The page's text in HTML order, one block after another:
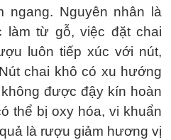
ngang. Nguyên nhân là
làm từ gỗ, việc đặt chai
luôn tiếp xúc với nút,
chai khô có xu hướng
được đậy kín hoàn
thể bị oxy hóa, vi khuẩn
là rượu giảm hương vị